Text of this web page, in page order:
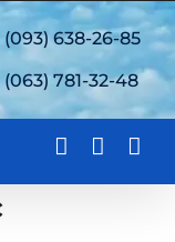
(093) 638-26-85
(063) 781-32-48